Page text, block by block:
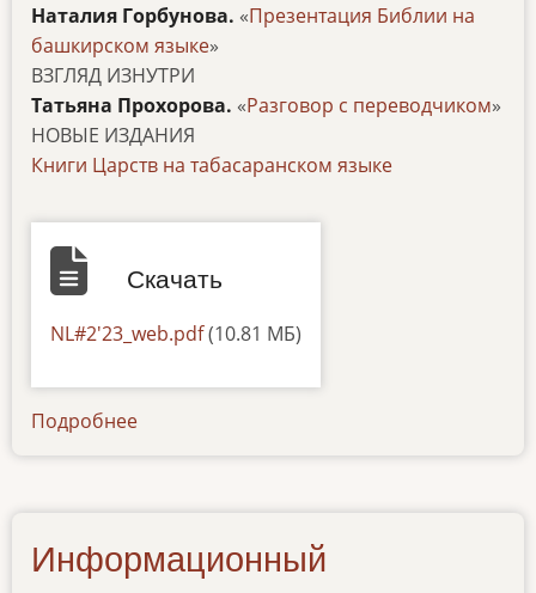
Наталия Горбунова. «Презентация Библии на
башкирском языке»
ВЗГЛЯД ИЗНУТРИ
Татьяна Прохорова. «Разговор с переводчиком»
НОВЫЕ ИЗДАНИЯ
Книги Царств на табасаранском языке
Скачать
Документ
NL#2'23_web.pdf(10.81 МБ)
Подробнее
Информационный